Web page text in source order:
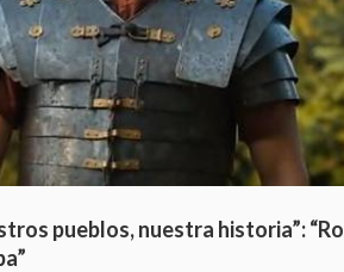
pueblos, nuestra historia”: